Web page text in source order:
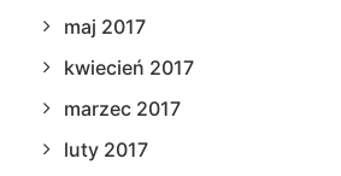
maj 2017
kwiecień 2017
marzec 2017
luty 2017